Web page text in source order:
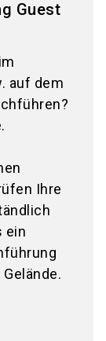
Guest
auf dem
Ihre
ein